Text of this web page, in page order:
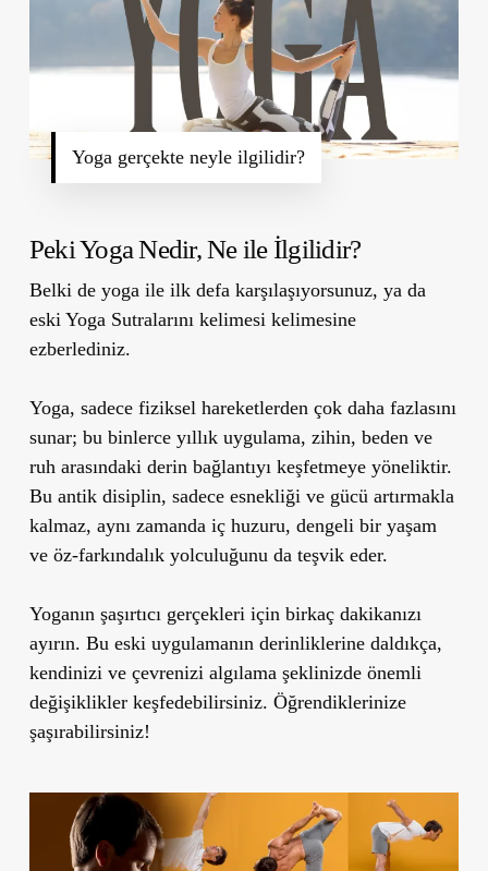
Yoga gerçekte neyle ilgilidir?
Peki Yoga Nedir, Ne ile İlgilidir?
Belki de yoga ile ilk defa karşılaşıyorsunuz, ya da
eski Yoga Sutralarını kelimesi kelimesine
ezberlediniz.
Yoga, sadece fiziksel hareketlerden çok daha fazlasını
sunar; bu binlerce yıllık uygulama, zihin, beden ve
ruh arasındaki derin bağlantıyı keşfetmeye yöneliktir.
Bu antik disiplin, sadece esnekliği ve gücü artırmakla
kalmaz, aynı zamanda iç huzuru, dengeli bir yaşam
ve öz-farkındalık yolculuğunu da teşvik eder.
Yoganın şaşırtıcı gerçekleri için birkaç dakikanızı
ayırın. Bu eski uygulamanın derinliklerine daldıkça,
kendinizi ve çevrenizi algılama şeklinizde önemli
değişiklikler keşfedebilirsiniz. Öğrendiklerinize
şaşırabilirsiniz!